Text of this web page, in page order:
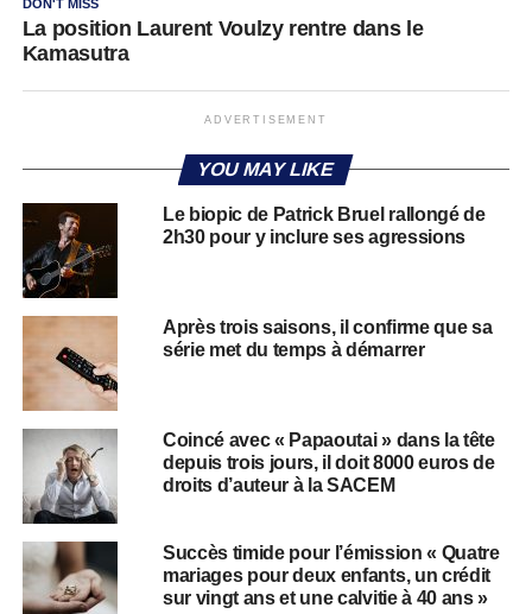
DON'T MISS
La position Laurent Voulzy rentre dans le
Kamasutra
ADVERTISEMENT
YOU MAY LIKE
Le biopic de Patrick Bruel rallongé de
2h30 pour y inclure ses agressions
Après trois saisons, il confirme que sa
série met du temps à démarrer
Coincé avec « Papaoutai » dans la tête
depuis trois jours, il doit 8000 euros de
droits d’auteur à la SACEM
Succès timide pour l’émission « Quatre
mariages pour deux enfants, un crédit
sur vingt ans et une calvitie à 40 ans »